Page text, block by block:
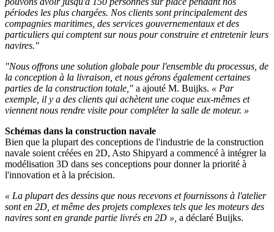
périodes les plus chargées. Nos clients sont principalement des
compagnies maritimes, des services gouvernementaux et des
particuliers qui comptent sur nous pour construire et entretenir leurs
navires."
"Nous offrons une solution globale pour l'ensemble du processus, de
la conception à la livraison, et nous gérons également certaines
parties de la construction totale," a ajouté M. Buijks. « Par
exemple, il y a des clients qui achètent une coque eux-mêmes et
viennent nous rendre visite pour compléter la salle de moteur. »
Schémas dans la construction navale
Bien que la plupart des conceptions de l'industrie de la construction
navale soient créées en 2D, Asto Shipyard a commencé à intégrer la
modélisation 3D dans ses conceptions pour donner la priorité à
l'innovation et à la précision.
« La plupart des dessins que nous recevons et fournissons à l'atelier
sont en 2D, et même des projets complexes tels que les moteurs des
navires sont en grande partie livrés en 2D », a déclaré Buijks.